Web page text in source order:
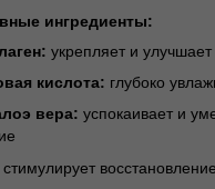
ингредиенты:
укрепляет и улучшает
кислота: глубоко
вера: успокаивает и
стимулирует